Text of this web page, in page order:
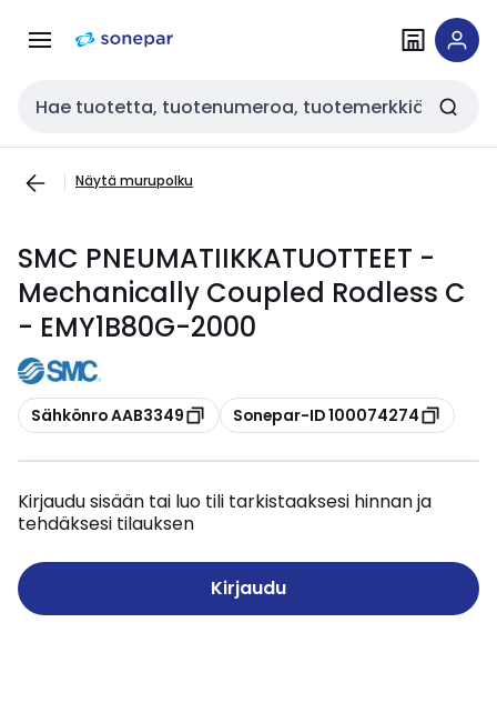
navigointiinsisältöön
Haku
Näytä murupolku
SMC PNEUMATIIKKATUOTTEET -
Mechanically Coupled Rodless C
- EMY1B80G-2000
Kopioi
Sähkönro AAB3349 Kopioi
Sonepar-ID 100074274
Kirjaudu sisään tai luo tili tarkistaaksesi hinnan ja
tehdäksesi tilauksen
Kirjaudu